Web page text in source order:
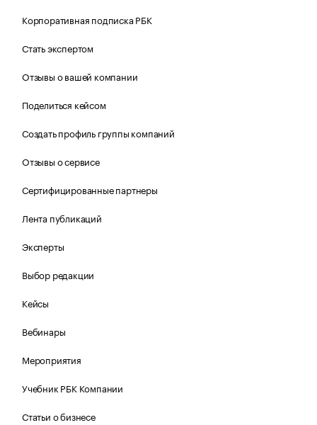
Корпоративная подписка РБК
Стать экспертом
Отзывы о вашей компании
Поделиться кейсом
Создать профиль группы компаний
Отзывы о сервисе
Сертифицированные партнеры
Лента публикаций
Эксперты
Выбор редакции
Кейсы
Вебинары
Мероприятия
Учебник РБК Компании
Статьи о бизнесе